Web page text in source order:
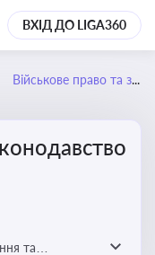
ВХІД ДО LIGA360
Військове право та законодавство
та